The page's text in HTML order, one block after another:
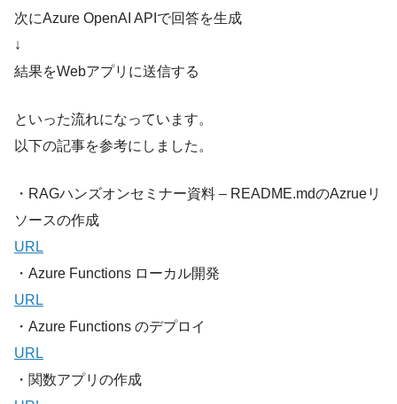
次にAzure OpenAI APIで回答を生成
↓
結果をWebアプリに送信する
といった流れになっています。
以下の記事を参考にしました。
・RAGハンズオンセミナー資料 – README.mdのAzrueリ
ソースの作成
URL
・ Azure Functions ローカル開発
URL
・Azure Functions のデプロイ
URL
・関数アプリの作成